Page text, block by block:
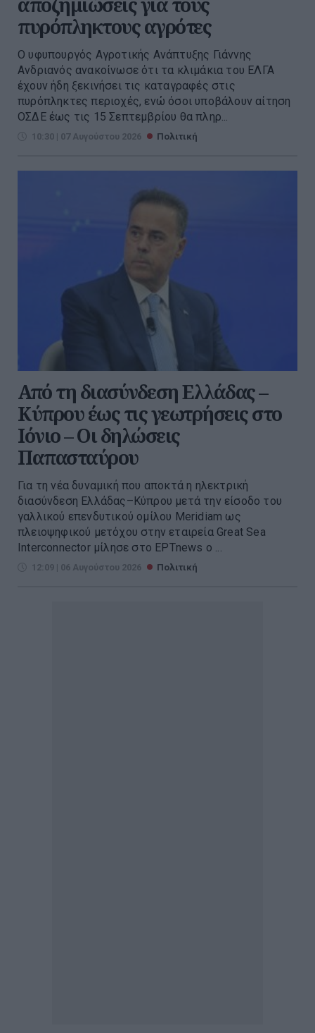
πυρόπληκτους αγρότες
Ο υφυπουργός Αγροτικής Ανάπτυξης Γιάννης
Ανδριανός ανακοίνωσε ότι τα κλιμάκια του ΕΛΓΑ
έχουν ήδη ξεκινήσει τις καταγραφές στις
πυρόπληκτες περιοχές, ενώ όσοι υποβάλουν αίτηση
ΟΣΔΕ έως τις 15 Σεπτεμβρίου θα πληρ...
10:30 | 07 Αυγούστου 2026 Πολιτική
Από τη διασύνδεση Ελλάδας –
Κύπρου έως τις γεωτρήσεις στο
Ιόνιο – Οι δηλώσεις
Παπασταύρου
Για τη νέα δυναμική που αποκτά η ηλεκτρική
διασύνδεση Ελλάδας–Κύπρου μετά την είσοδο του
γαλλικού επενδυτικού ομίλου Meridiam ως
πλειοψηφικού μετόχου στην εταιρεία Great Sea
Interconnector μίλησε στο ΕΡΤnews ο ...
12:09 | 06 Αυγούστου 2026 Πολιτική